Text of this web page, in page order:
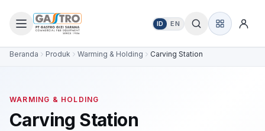
ID EN
Beranda Produk Warming & Holding Carving Station
WARMING & HOLDING
Carving Station